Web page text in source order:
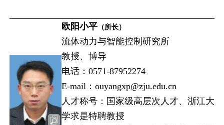
欧阳小平（所长）
流体动力与智能控制研究所
教授、博导
电话：0571-87952274
E-mail：ouyangxp@zju.edu.cn
人才称号：国家级高层次人才、浙江大
学求是特聘教授